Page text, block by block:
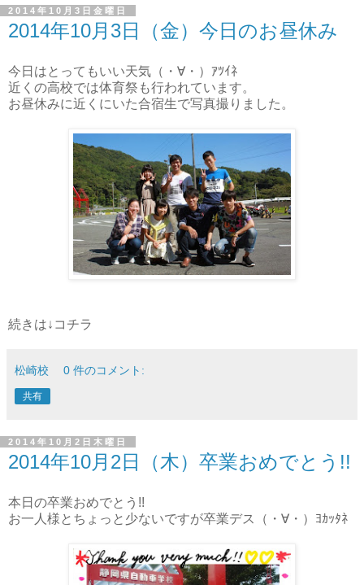
2014年10月3日金曜日
2014年10月3日（金）今日のお昼休み
今日はとってもいい天気（・∀・）ｱﾂｲﾈ
近くの高校では体育祭も行われています。
お昼休みに近くにいた合宿生で写真撮りました。
続きは↓コチラ
松崎校 0 件のコメント:
共有
2014年10月2日木曜日
2014年10月2日（木）卒業おめでとう!!
本日の卒業おめでとう!!
お一人様とちょっと少ないですが卒業デス（・∀・）ﾖｶｯﾀﾈ